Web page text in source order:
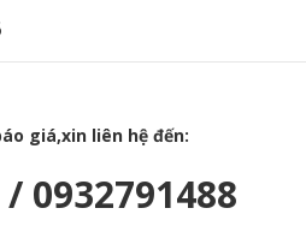
giá,xin liên hệ đến:
0932791488